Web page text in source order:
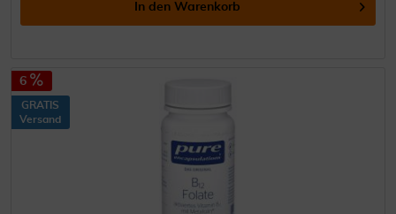
In den Warenkorb
6
GRATIS
Versand